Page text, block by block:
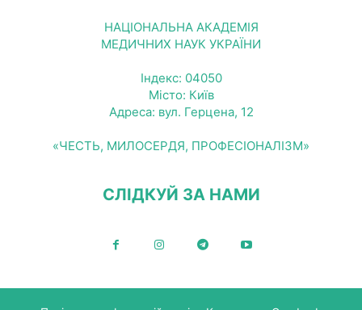
НАЦІОНАЛЬНА АКАДЕМІЯ
МЕДИЧНИХ НАУК УКРАЇНИ
Індекс: 04050
Місто: Київ
Адреса: вул. Герцена, 12
«ЧЕСТЬ, МИЛОСЕРДЯ, ПРОФЕСІОНАЛІЗМ»
СЛІДКУЙ ЗА НАМИ